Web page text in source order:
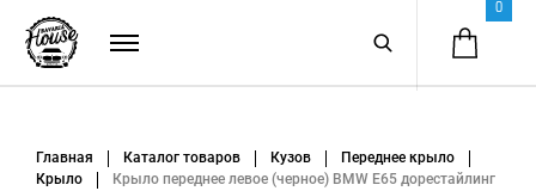
0
Главная Каталог товаров Кузов
Переднее крыло
Крыло
Крыло переднее левое (черное) BMW E65 дорестайлинг